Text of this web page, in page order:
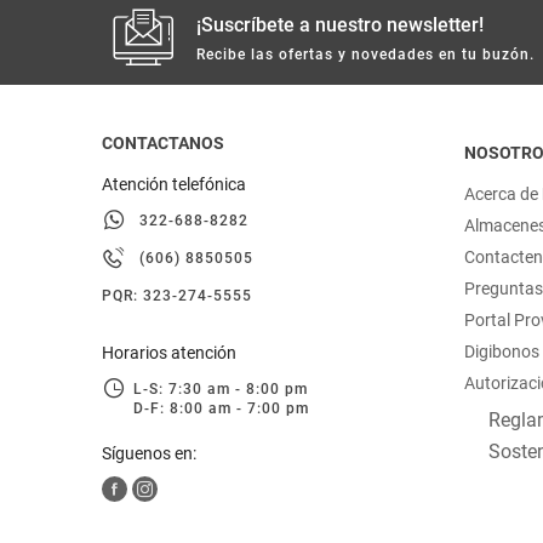
¡Suscríbete a nuestro newsletter!
Recibe las ofertas y novedades en tu buzón.
CONTACTANOS
Atención telefónica
322-688-8282
(606) 8850505
PQR: 323-274-5555
Horarios atención
L-S: 7:30 am - 8:00 pm
D-F: 8:00 am - 7:00 pm
Síguenos en:
Acerca
Portal
Digibonos